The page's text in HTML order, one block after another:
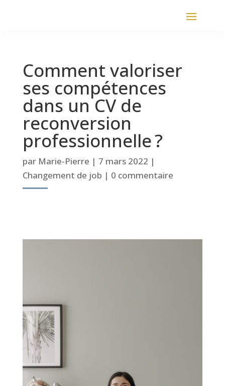
Comment valoriser
ses compétences
dans un CV de
reconversion
professionnelle ?
par Marie-Pierre | 7 mars 2022 |
Changement de job | 0 commentaire